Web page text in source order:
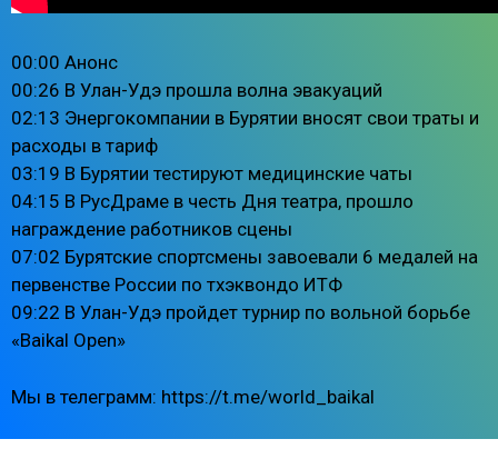
00:00 Анонс
00:26 В Улан-Удэ прошла волна эвакуаций
02:13 Энергокомпании в Бурятии вносят свои траты и
расходы в тариф
03:19 В Бурятии тестируют медицинские чаты
04:15 В РусДраме в честь Дня театра, прошло
награждение работников сцены
07:02 Бурятские спортсмены завоевали 6 медалей на
первенстве России по тхэквондо ИТФ
09:22 В Улан-Удэ пройдет турнир по вольной борьбе
«Baikal Open»
Мы в телеграмм: https://t.me/world_baikal